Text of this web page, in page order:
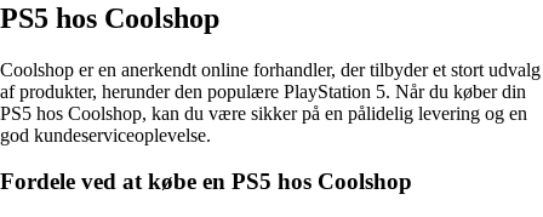
PS5 hos Coolshop
Coolshop er en anerkendt online forhandler, der tilbyder et stort udvalg
af produkter, herunder den populære PlayStation 5. Når du køber din
PS5 hos Coolshop, kan du være sikker på en pålidelig levering og en
god kundeserviceoplevelse.
Fordele ved at købe en PS5 hos Coolshop